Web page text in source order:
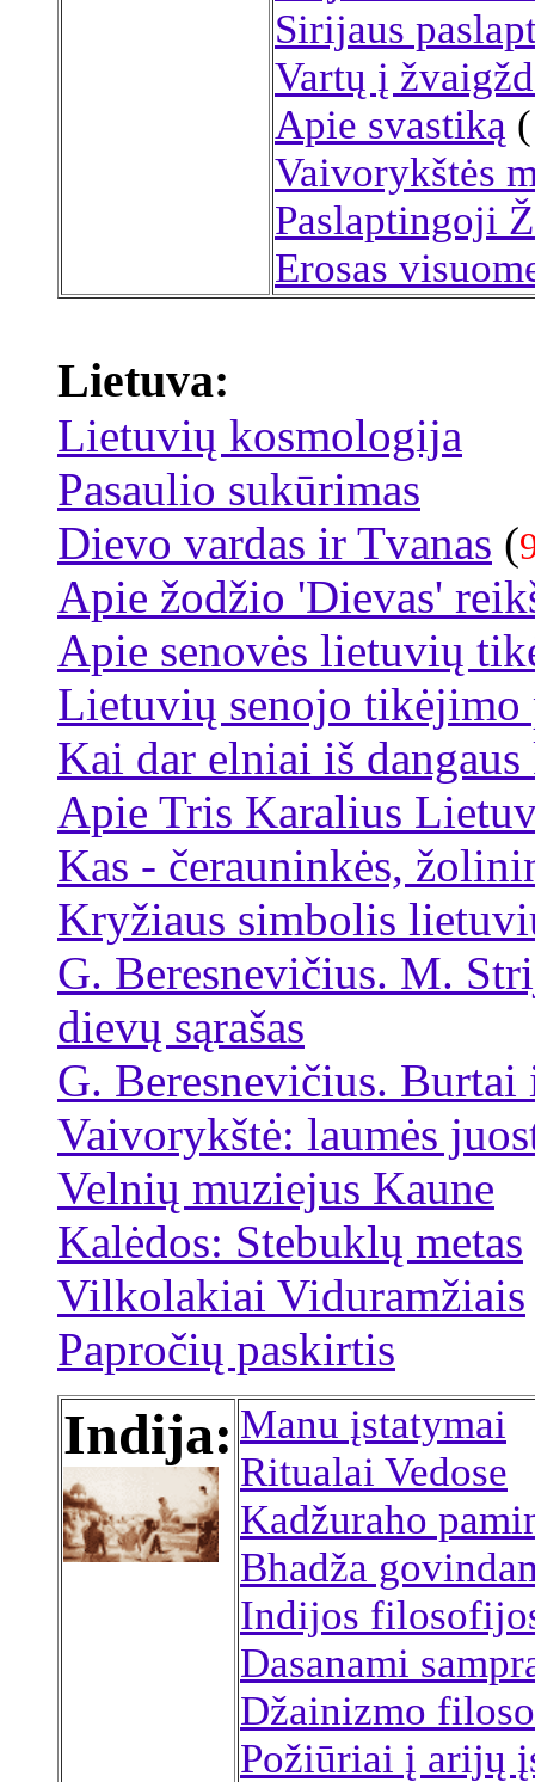
Sirijaus
Vartų į
Apie svastiką (
Vaivorykštės
Paslaptingoji
Erosas
Lietuva:
Lietuvių kosmologija
Pasaulio sukūrimas
Dievo vardas ir Tvanas (
Apie žodžio 'Dievas'
Apie senovės lietuvių
Lietuvių senojo tikėjimo
Kai dar elniai iš
Apie Tris Karalius
Kas - čerauninkės,
Kryžiaus simbolis
G. Beresnevičius. M.
dievų sąrašas
G. Beresnevičius.
Vaivorykštė: laumės
Velnių muziejus Kaune
Kalėdos: Stebuklų metas
Vilkolakiai Viduramžiais
Papročių paskirtis
Indija: Manu įstatymai
Ritualai Vedose
Kadžuraho
Bhadža
Indijos
Dasanami
Džainizmo
Požiūriai į arijų